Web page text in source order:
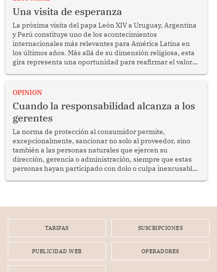
Una visita de esperanza
La próxima visita del papa León XIV a Uruguay, Argentina
y Perú constituye uno de los acontecimientos
internacionales más relevantes para América Latina en
los últimos años. Más allá de su dimensión religiosa, esta
gira representa una oportunidad para reafirmar el valor
enfrenta desafíos en materia de desarrollo, cohesión
OPINION
Cuando la responsabilidad alcanza a los
gerentes
La norma de protección al consumidor permite,
excepcionalmente, sancionar no solo al proveedor, sino
también a las personas naturales que ejercen su
dirección, gerencia o administración, siempre que estas
personas hayan participado con dolo o culpa inexcusable
por la frustrada realización de un meet and greet con
TARIFAS SUSCRIPCIONES
PUBLICIDAD WEB OPERADORES